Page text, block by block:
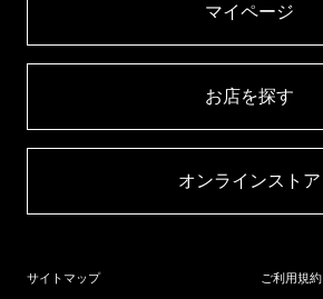
マイページ​
お店を探す​
オンラインストア​
サイトマップ ご利用規約